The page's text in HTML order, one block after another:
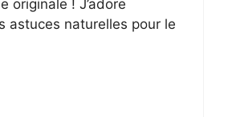
originale ! J’adore
astuces naturelles pour le